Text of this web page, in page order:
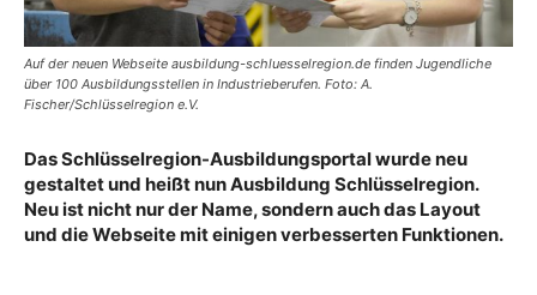
Auf der neuen Webseite ausbildung-schluesselregion.de finden Jugendliche
über 100 Ausbildungsstellen in Industrieberufen. Foto: A.
Fischer/Schlüsselregion e.V.
Das Schlüsselregion-Ausbildungsportal wurde neu
gestaltet und heißt nun Ausbildung Schlüsselregion.
Neu ist nicht nur der Name, sondern auch das Layout
und die Webseite mit einigen verbesserten Funktionen.